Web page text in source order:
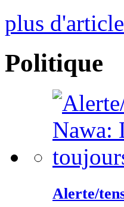
plus
Politique
Alerte/